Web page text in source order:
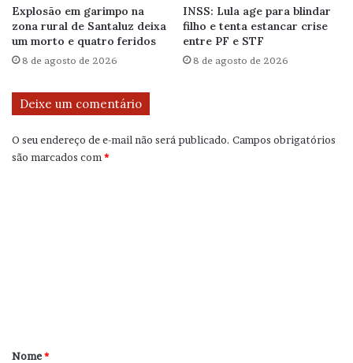
Explosão em garimpo na
zona rural de Santaluz deixa
um morto e quatro feridos
8 de agosto de 2026
INSS: Lula age para blindar
filho e tenta estancar crise
entre PF e STF
8 de agosto de 2026
Deixe um comentário
O seu endereço de e-mail não será publicado. Campos obrigatórios
são marcados com *
r
Nome*